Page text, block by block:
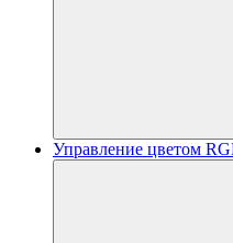
Управление цветом